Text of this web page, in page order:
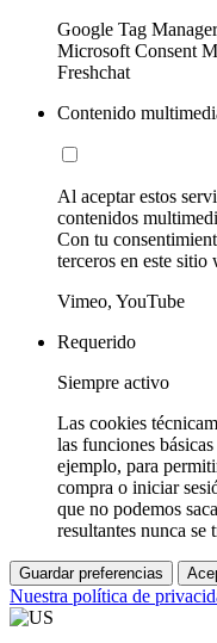
Google Tag
Microsoft Consent
Freshchat
Contenido
Al aceptar estos
contenidos
Con tu
terceros en este sitio
Vimeo, YouTube
Requerido
Siempre activo
Las cookies
las funciones
ejemplo, para
compra o iniciar
que no podemos
resultantes nunca se
Guardar preferencias
Nuestra política de